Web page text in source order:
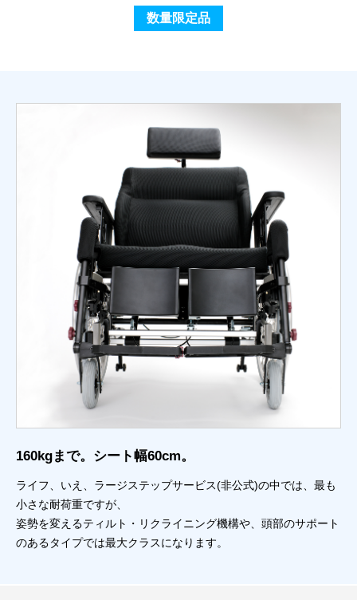
数量限定品
160kgまで。シート幅60cm。
ライフ、いえ、ラージステップサービス(非公式)の中では、最も
小さな耐荷重ですが、
姿勢を変えるティルト・リクライニング機構や、頭部のサポート
のあるタイプでは最大クラスになります。